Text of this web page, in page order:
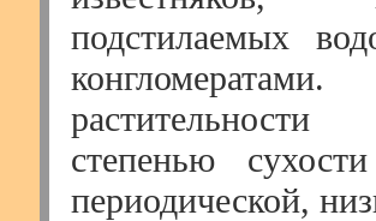
подстилаемых
степенью
периодической,